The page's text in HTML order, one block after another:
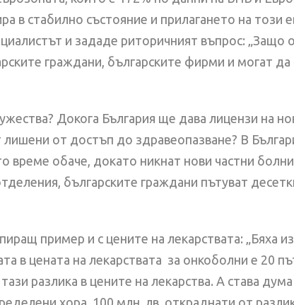
в стабилно състояние и прилагането на този
и зададе риторичният въпрос:
граждани, българските фирми и могат
Докога България ще дава лицензи на
от достъп до здравеопазване? В
обаче, докато никнат нови частни
българските граждани пътуват
пример и с цените на лекарствата: „Бяха
в цената на лекарствата за онкоболни е 20
разлика в цените на лекарства. А става
хора. 100 млн. лв. откраднати от